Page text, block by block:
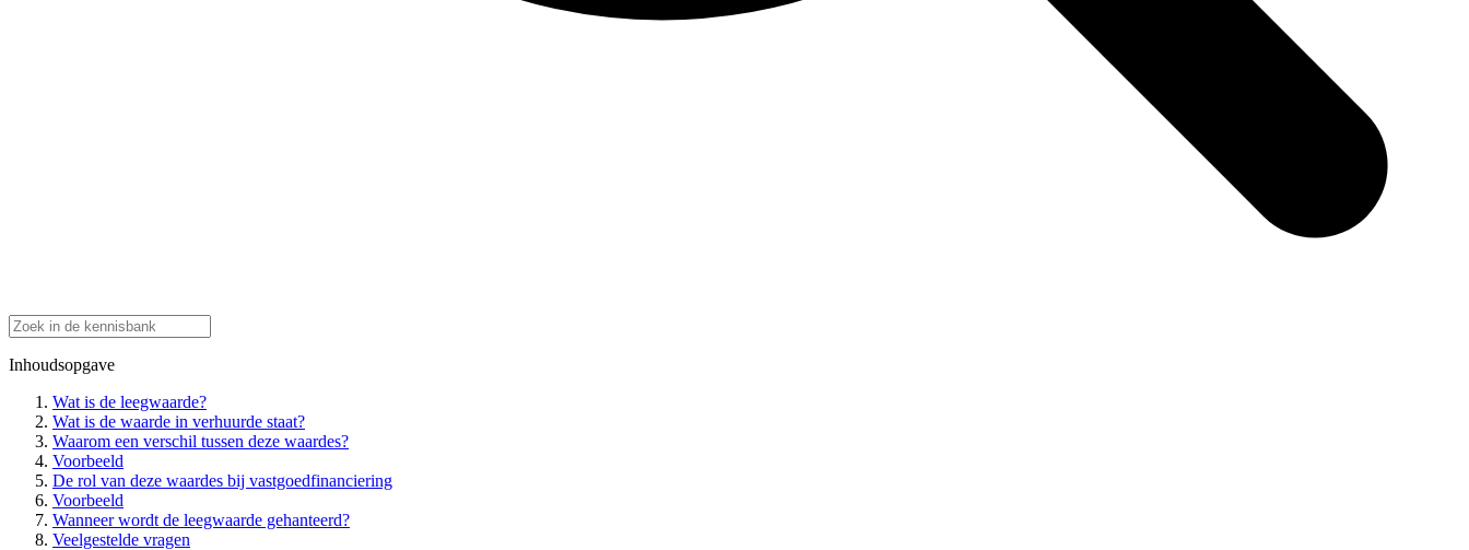
Inhoudsopgave
Wat is de leegwaarde?
Wat is de waarde in verhuurde staat?
Waarom een verschil tussen deze waardes?
Voorbeeld
De rol van deze waardes bij vastgoedfinanciering
Voorbeeld
Wanneer wordt de leegwaarde gehanteerd?
Veelgestelde vragen